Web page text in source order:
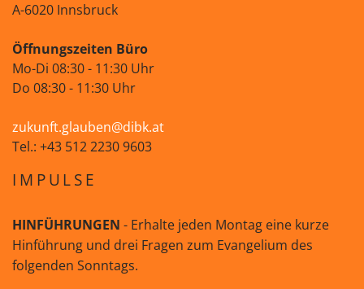
A-6020 Innsbruck
Öffnungszeiten Büro
Mo-Di 08:30 - 11:30 Uhr
Do 08:30 - 11:30 Uhr
zukunft.glauben@dibk.at
Tel.: +43 512 2230 9603
IMPULSE
HINFÜHRUNGEN - Erhalte jeden Montag eine kurze
Hinführung und drei Fragen zum Evangelium des
folgenden Sonntags.